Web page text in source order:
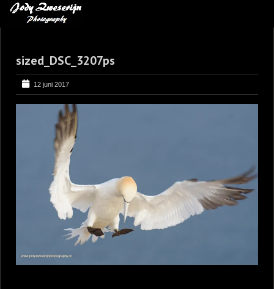
BLOG
LEREN VAN KUNST
BENCE MATE FOTOHUTTEN
sized_DSC_3207ps
12 juni 2017